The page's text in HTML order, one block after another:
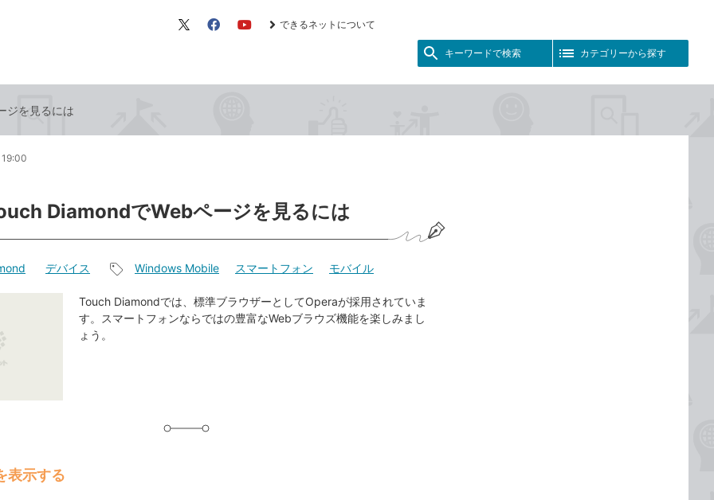
X（旧 FacebookYouTube
できるネットについて
キーワードで検索 カテゴリーから探す
ジを見るには
DiamondでWebページを見るには
デバイス
事
タ
Windows Mobile スマートフォン モバイル
Touch Diamondでは、標準ブラウザーとしてOperaが採用されていま
す。スマートフォンならではの豊富なWebブラウズ機能を楽しみまし
ょう。
表示する